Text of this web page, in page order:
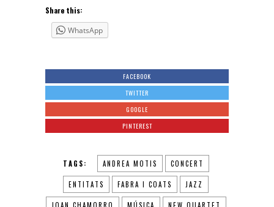
Share this:
WhatsApp
FACEBOOK
TWITTER
GOOGLE
PINTEREST
TAGS: ANDREA MOTIS CONCERT
ENTITATS FABRA I COATS JAZZ